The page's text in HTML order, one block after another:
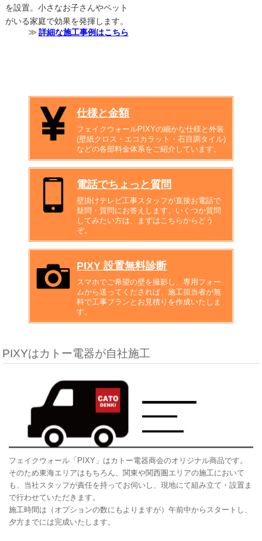
を設置。小さなお子さんやペット
がいる家庭で効果を発揮します。
詳細な施工事例はこちら
仕様と金額
フェイクウォールPIXYの細かな仕様と外装
(壁紙クロス・エコカラット・石目調タイル)
などの各部料金体系をご紹介しています。
電話でちょっと質問
壁掛けテレビ工事スタッフが直接お電話で
疑問・質問にお答えします。いくつか質問
してみたい方は、まずはこちらからどう
ぞ。
PIXY 設置無料診断
スマホでご希望の壁を撮影し、専用フォー
ムから送ってくだされば、施工担当者が無
料で工事プランとお見積りを作成いたしま
す。
PIXYはカトー電器が自社施工
フェイクウォール「PIXY」はカトー電器商会のオリジナル商品です。
そのため東海エリアはもちろん、関東や関西圏エリアの施工において
も、当社スタッフが責任を持ってお伺いし、現地にて組み立て・設置ま
で行わせていただきます。
施工時間は（オプションの数にもよりますが）午前中からスタートし、
夕方までには完成いたします。